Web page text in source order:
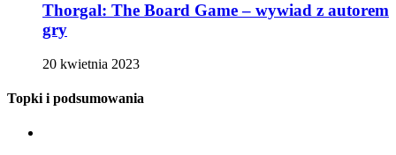
Thorgal: The Board Game – wywiad z autorem
gry
20 kwietnia 2023
Topki i podsumowania